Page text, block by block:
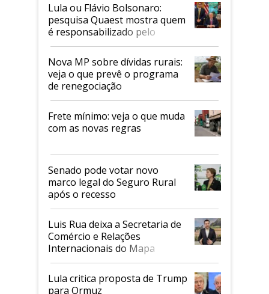
Lula ou Flávio Bolsonaro:
pesquisa Quaest mostra quem
é responsabilizado pelo
tarifaço dos EUA
Nova MP sobre dívidas rurais:
veja o que prevê o programa
de renegociação
Frete mínimo: veja o que muda
com as novas regras
Senado pode votar novo
marco legal do Seguro Rural
após o recesso
Luis Rua deixa a Secretaria de
Comércio e Relações
Internacionais do Mapa
Lula critica proposta de Trump
para Ormuz